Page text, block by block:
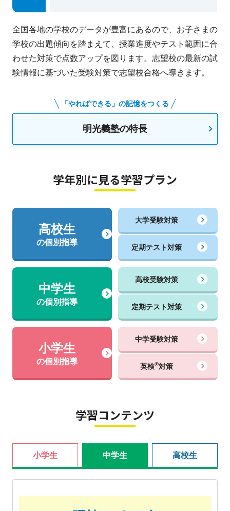
全国各地の学校のデータが豊富にあるので、お子さまの
学校の出題傾向を踏まえて、授業進度やテスト範囲に合
わせた対策で点数アップを図ります。志望校の最新の試
験情報に基づいた受験対策で志望校合格へ導きます。
「やればできる」の記憶をつくる
明光義塾の特長
学年別に見る学習プラン
高校生
の個別指導
大学受験対策
定期テスト対策
中学生
の個別指導
高校受験対策
定期テスト対策
小学生
の個別指導
中学受験対策
英検®対策
学習コンテンツ
小学生 中学生 高校生